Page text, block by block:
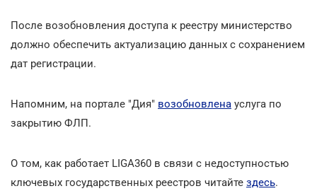
После возобновления доступа к реестру министерство
должно обеспечить актуализацию данных с сохранением
дат регистрации.
Напомним, на портале "Дия" возобновлена услуга по
закрытию ФЛП.
О том, как работает LІGA360 в связи с недоступностью
ключевых государственных реестров читайте здесь.